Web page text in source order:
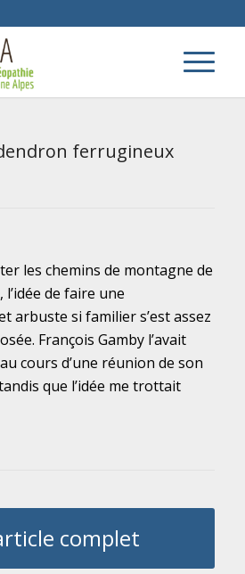
ferrugineux
les chemins de montagne de
l’idée de faire une
arbuste si familier s’est assez
François Gamby l’avait
cours d’une réunion de son
que l’idée me trottait
complet